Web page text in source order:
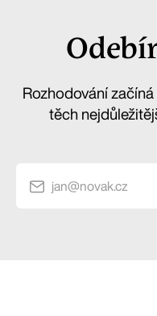
Rozhodování
těch
jan@novak.cz